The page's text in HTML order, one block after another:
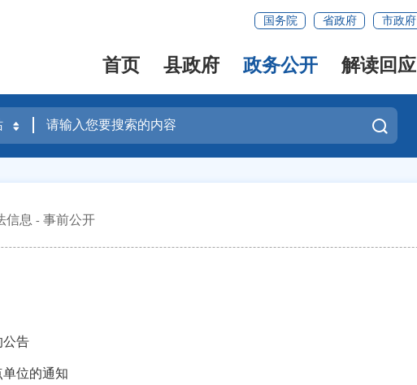
国务院 省政府 市政府
首页 县政府 政务公开 解读回应
信息 事前公开
公告
位的通知